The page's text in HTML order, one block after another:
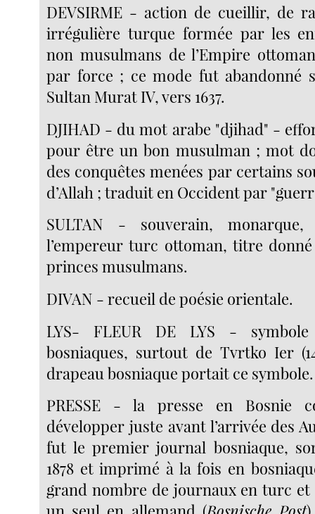
DEVSIRME - action de cueillir, de
irrégulière turque formée par les
non musulmans de l’Empire
par force ; ce mode fut abandonné
Sultan Murat IV, vers 1637.
DJIHAD - du mot arabe "djihad" -
pour être un bon musulman ; mot
des conquêtes menées par certains
d’Allah ; traduit en Occident par
SULTAN - souverain,
l’empereur turc ottoman, titre
princes musulmans.
DIVAN - recueil de poésie orientale.
LYS- FLEUR DE LYS -
bosniaques, surtout de Tvrtko Ier
drapeau bosniaque portait ce symbole.
PRESSE - la presse en Bosnie
développer juste avant l’arrivée des
fut le premier journal bosniaque,
1878 et imprimé à la fois en
grand nombre de journaux en turc et